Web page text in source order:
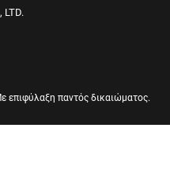
LTD.
επιφύλαξη παντός δικαιώματος.